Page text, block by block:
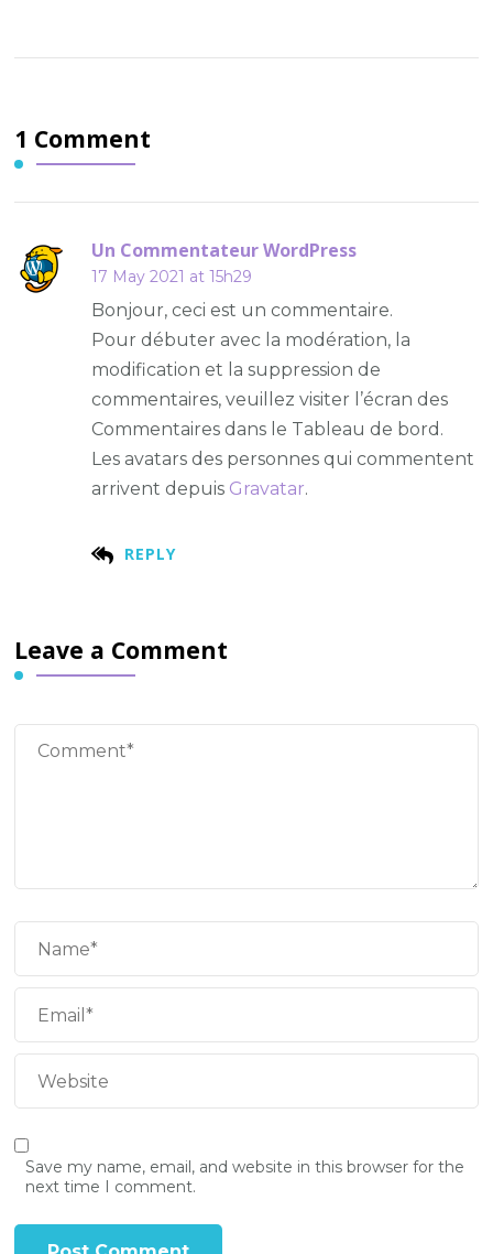
1 Comment
Un Commentateur WordPress
17 May 2021 at 15h29
REPLY
Bonjour, ceci est un commentaire.
Pour débuter avec la modération, la
modification et la suppression de
commentaires, veuillez visiter l’écran des
Commentaires dans le Tableau de bord.
Les avatars des personnes qui commentent
arrivent depuis Gravatar.
Leave a Comment
Save my name, email, and website in this browser for the
next time I comment.